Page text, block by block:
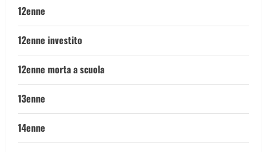
12enne
12enne investito
12enne morta a scuola
13enne
14enne